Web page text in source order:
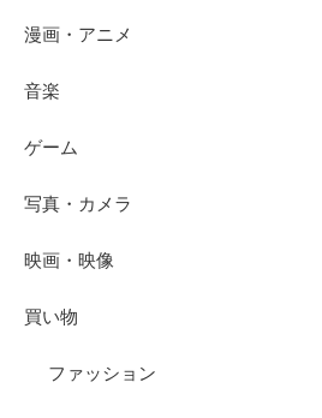
漫画・アニメ
音楽
ゲーム
写真・カメラ
映画・映像
買い物
ファッション